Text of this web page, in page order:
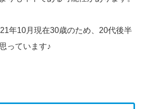
年10月現在30歳のため、20代後半
っています♪